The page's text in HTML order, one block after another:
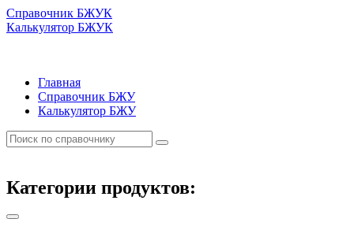
Справочник БЖУК
Калькулятор БЖУК
Главная
Справочник БЖУ
Калькулятор БЖУ
Категории продуктов: